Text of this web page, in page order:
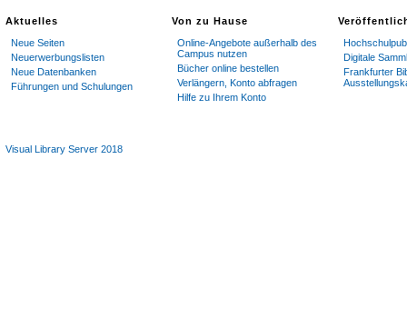
Aktuelles
Neue Seiten
Neuerwerbungslisten
Neue Datenbanken
Führungen und Schulungen
Von zu Hause
Online-Angebote außerhalb des
Campus nutzen
Bücher online bestellen
Verlängern, Konto abfragen
Hilfe zu Ihrem Konto
Digitale
Frankfurter
Visual Library Server 2018